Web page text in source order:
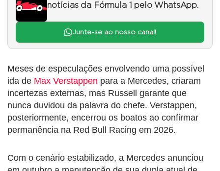
notícias da Fórmula 1 pelo WhatsApp.
Junte-se ao nosso canal!
Meses de especulações envolvendo uma possível
ida de Max Verstappen para a Mercedes, criaram
incertezas externas, mas Russell garante que
nunca duvidou da palavra do chefe. Verstappen,
posteriormente, encerrou os boatos ao confirmar
permanência na Red Bull Racing em 2026.
Com o cenário estabilizado, a Mercedes anunciou